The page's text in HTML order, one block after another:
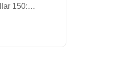
150:
оснащен
и